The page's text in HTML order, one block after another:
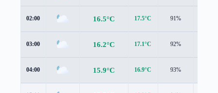
02:00 16.5°C 17.5°C 91%
03:00 16.2°C 17.1°C 92%
04:00 15.9°C 16.9°C 93%